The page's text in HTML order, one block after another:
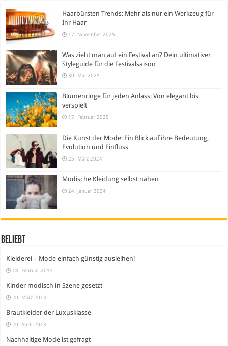
Haarbürsten-Trends: Mehr als nur ein Werkzeug für
Ihr Haar
17. November 2025
Was zieht man auf ein Festival an? Dein ultimativer
Styleguide für die Festivalsaison
30. Mai 2025
Blumenringe für jeden Anlass: Von elegant bis
verspielt
17. Februar 2025
Die Kunst der Mode: Ein Blick auf ihre Bedeutung,
Evolution und Einfluss
25. März 2024
Modische Kleidung selbst nähen
24. Januar 2024
Beliebt
Kleiderei – Mode einfach günstig ausleihen!
18. Februar 2013
Kinder modisch in Szene gesetzt
20. März 2013
Brautkleider der Luxusklasse
20. April 2013
Nachhaltige Mode ist gefragt